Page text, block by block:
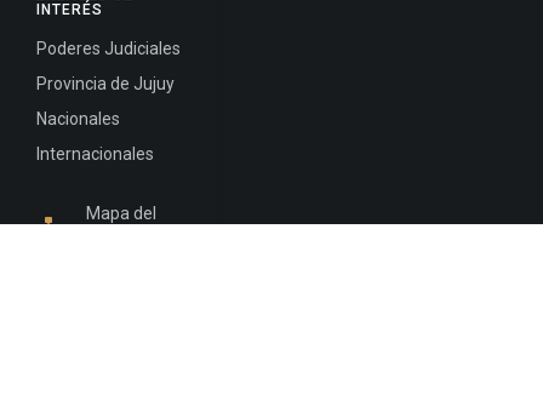
INTERÉS
Poderes Judiciales
Provincia de Jujuy
Nacionales
Internacionales
Mapa del